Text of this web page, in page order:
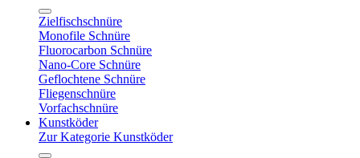
Zielfischschnüre
Monofile Schnüre
Fluorocarbon Schnüre
Nano-Core Schnüre
Geflochtene Schnüre
Fliegenschnüre
Vorfachschnüre
Kunstköder
Zur Kategorie Kunstköder